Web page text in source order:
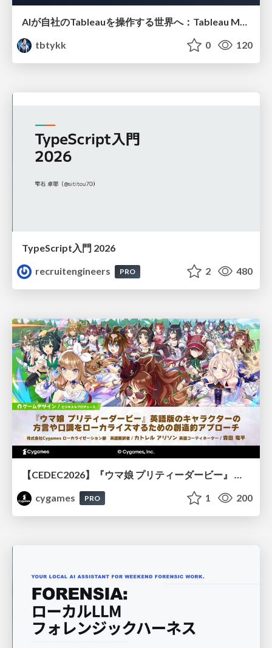
AIが自社のTableauを操作する世界へ：Tableau MCP超入門
tbtykk
0 120
TypeScript入門 2026
recruitengineers
PRO 2 480
cygames
PRO 1 200